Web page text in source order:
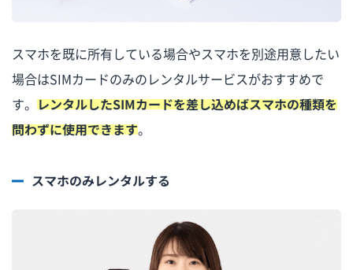
スマホを既に所有している場合やスマホを別途用意したい
場合はSIMカードのみのレンタルサービスがおすすめで
す。 レンタルしたSIMカードを差し込めばスマホの種類を
問わずに使用できます。
スマホのみレンタルする